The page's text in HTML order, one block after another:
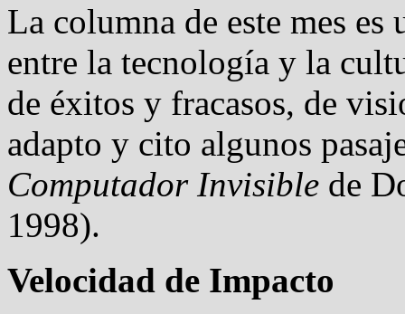
La columna de este mes
entre la tecnología y la
de éxitos y fracasos, de
adapto y cito algunos
Computador Invisible de
1998).
Velocidad de Impacto